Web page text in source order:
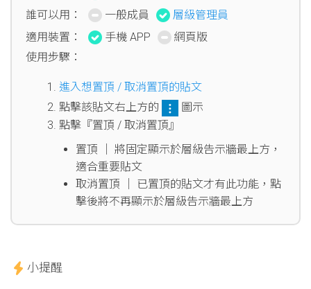
誰可以用：
一般成員
層級管理員
適用裝置：
手機 APP
網頁版
使用步驟：
進入想置頂 / 取消置頂的貼文
點擊該貼文右上方的
圖示
點擊『置頂 / 取消置頂』
置頂 │ 將固定顯示於層級告示牆最上方，
適合重要貼文
取消置頂 │ 已置頂的貼文才有此功能，點
擊後將不再顯示於層級告示牆最上方
小提醒